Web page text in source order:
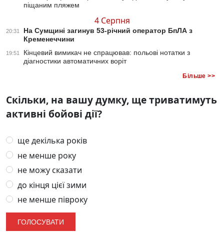
піщаним пляжем
4 Серпня
20:31
На Сумщині загинув 53-річний оператор БпЛА з
Кременеччини
19:51
Кінцевий вимикач не спрацював: польові нотатки з
діагностики автоматичних воріт
Більше >>
Скільки, на вашу думку, ще триватимуть
активні бойові дії?
ще декілька років
не менше року
не можу сказати
до кінця цієї зими
не менше півроку